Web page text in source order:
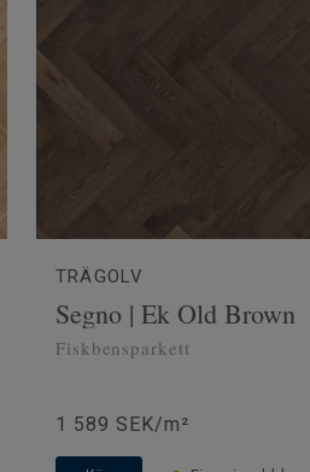
TRÄGOLV
Segno | Ek Old Brown
Fiskbensparkett
1 589 SEK/m²